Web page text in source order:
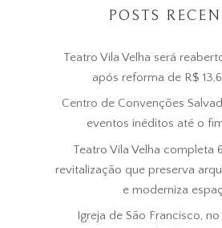
POSTS
Teatro Vila Velha será
após reforma de R$
Centro de Convenções
eventos inéditos até o
Teatro Vila Velha completa
revitalização que preserva
e moderniza
Igreja de São Francisco,